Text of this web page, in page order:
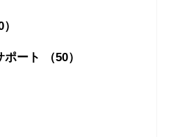
ート （50）